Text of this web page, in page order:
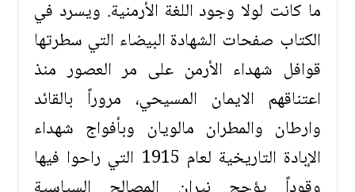
ما كانت لولا وجود اللغة الأرمنية. ويسرد في
الكتاب صفحات الشهادة البيضاء التي سطرتها
قوافل شهداء الأرمن على مر العصور منذ
اعتناقهم الايمان المسيحي، مروراً بالقائد
وارطان والمطران مالويان وبأفواج شهداء
الإبادة التاريخية لعام 1915 التي راحوا فيها